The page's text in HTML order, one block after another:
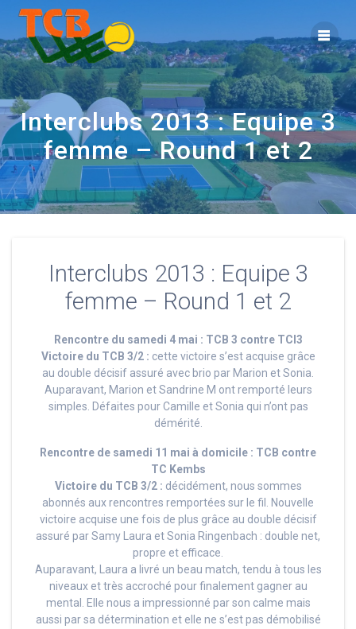
Interclubs 2013 : Equipe 3
femme – Round 1 et 2
Interclubs 2013 : Equipe 3
femme – Round 1 et 2
Rencontre du samedi 4 mai : TCB 3 contre TCI3
Victoire du TCB 3/2 : cette victoire s’est acquise grâce
au double décisif assuré avec brio par Marion et Sonia.
Auparavant, Marion et Sandrine M ont remporté leurs
simples. Défaites pour Camille et Sonia qui n’ont pas
démérité.
Rencontre de samedi 11 mai à domicile : TCB contre
TC Kembs
Victoire du TCB 3/2 : décidément, nous sommes
abonnés aux rencontres remportées sur le fil. Nouvelle
victoire acquise une fois de plus grâce au double décisif
assuré par Samy Laura et Sonia Ringenbach : double net,
propre et efficace.
Auparavant, Laura a livré un beau match, tendu à tous les
niveaux et très accroché pour finalement gagner au
mental. Elle nous a impressionné par son calme mais
aussi par sa détermination et elle ne s’est pas démobilisé